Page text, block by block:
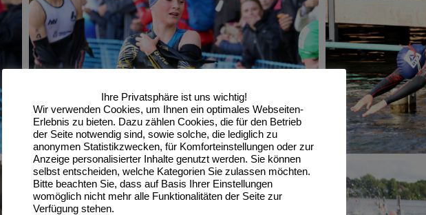
Ihre Privatsphäre ist uns wichtig!
Wir verwenden Cookies, um Ihnen ein optimales Webseiten-
Erlebnis zu bieten. Dazu zählen Cookies, die für den Betrieb
der Seite notwendig sind, sowie solche, die lediglich zu
anonymen Statistikzwecken, für Komforteinstellungen oder zur
Anzeige personalisierter Inhalte genutzt werden. Sie können
selbst entscheiden, welche Kategorien Sie zulassen möchten.
Bitte beachten Sie, dass auf Basis Ihrer Einstellungen
womöglich nicht mehr alle Funktionalitäten der Seite zur
Verfügung stehen.